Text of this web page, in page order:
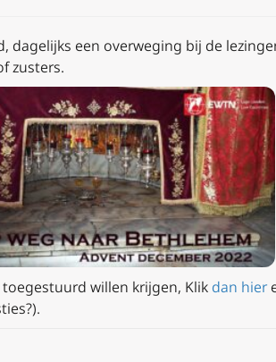
dagelijks een overweging bij de
zusters.
willen krijgen, Klik dan hier